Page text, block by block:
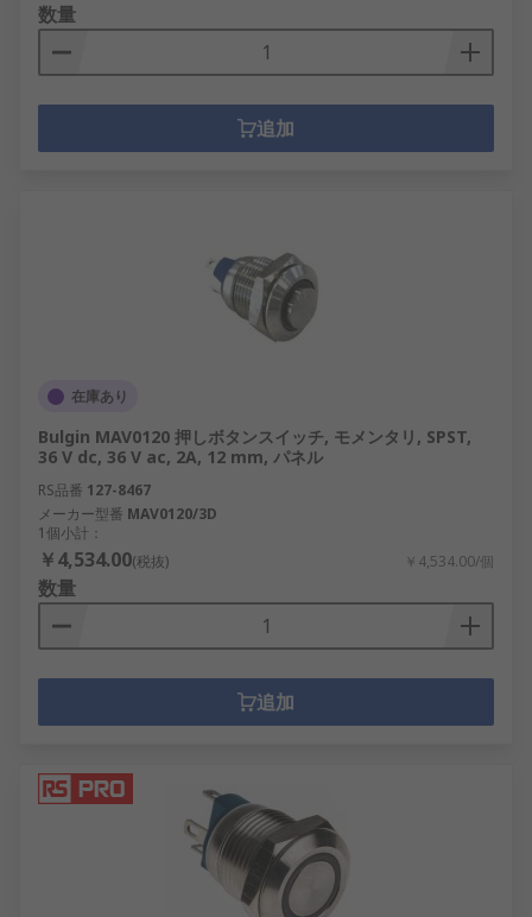
数量
追加
在庫あり
Bulgin MAV0120 押しボタンスイッチ, モメンタリ, SPST,
36 V dc, 36 V ac, 2A, 12 mm, パネル
RS品番 127-8467
メーカー型番 MAV0120/3D
1個小計：
￥4,534.00(税抜) ￥4,534.00/個
数量
追加